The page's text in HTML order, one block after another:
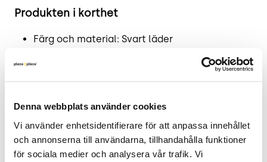
Denna webbplats använder cookies
Vi använder enhetsidentifierare för att anpassa innehållet
och annonserna till användarna, tillhandahålla funktioner
för sociala medier och analysera vår trafik. Vi
Produkten i korthet
Färg och material: Svart läder
Mått: Höjd 79 cm, Bredd 67 cm, Djup 60 cm,
2 års garanti
Bekväma sittmöjligheter med stilren
design